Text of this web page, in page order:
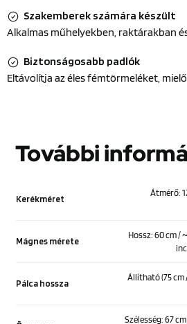
Szakemberek számára készült
Alkalmas műhelyekben, raktárakban
Biztonságosabb padlók
Eltávolítja az éles fémtörmeléket,
További
Kerékméret
Átmérő:
Mágnes mérete
Hossz: 60 cm /
Pálca hossza
Állítható (75 cm
Szélesség: 67